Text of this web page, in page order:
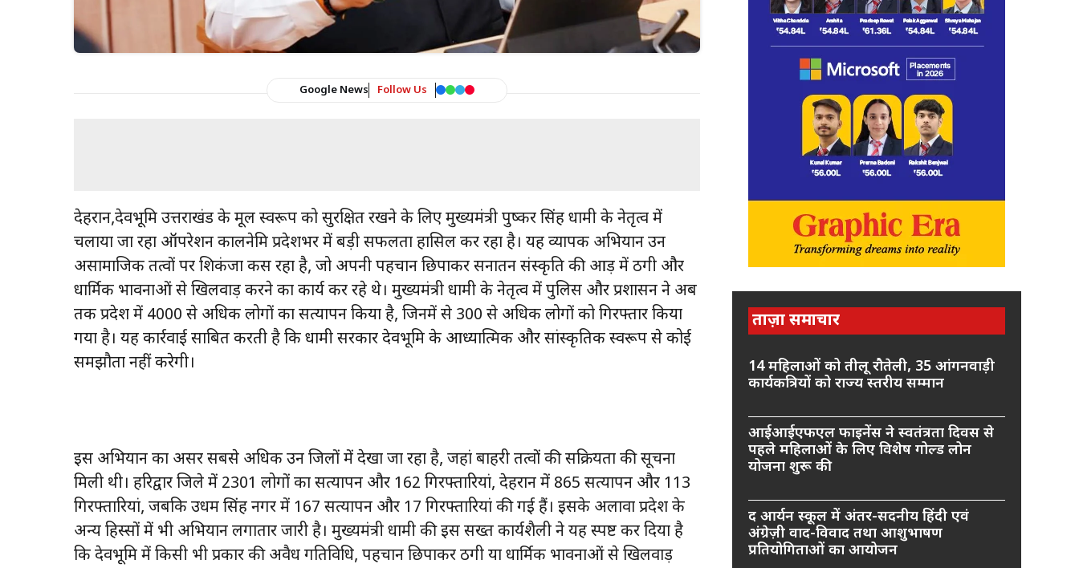
Google News Follow Us
देहरादून,देवभूमि उत्तराखंड के मूल स्वरूप को सुरक्षित रखने के लिए मुख्यमंत्री पुष्कर सिंह धामी के नेतृत्व में
चलाया जा रहा ऑपरेशन कालनेमि प्रदेशभर में बड़ी सफलता हासिल कर रहा है। यह व्यापक अभियान उन
असामाजिक तत्वों पर शिकंजा कस रहा है, जो अपनी पहचान छिपाकर सनातन संस्कृति की आड़ में ठगी और
धार्मिक भावनाओं से खिलवाड़ करने का कार्य कर रहे थे। मुख्यमंत्री धामी के नेतृत्व में पुलिस और प्रशासन ने अब
तक प्रदेश में 4000 से अधिक लोगों का सत्यापन किया है, जिनमें से 300 से अधिक लोगों को गिरफ्तार किया
गया है। यह कार्रवाई साबित करती है कि धामी सरकार देवभूमि के आध्यात्मिक और सांस्कृतिक स्वरूप से कोई
समझौता नहीं करेगी।
इस अभियान का असर सबसे अधिक उन जिलों में देखा जा रहा है, जहां बाहरी तत्वों की सक्रियता की सूचना
मिली थी। हरिद्वार जिले में 2301 लोगों का सत्यापन और 162 गिरफ्तारियां, देहरादून में 865 सत्यापन और 113
गिरफ्तारियां, जबकि उधम सिंह नगर में 167 सत्यापन और 17 गिरफ्तारियां की गई हैं। इसके अलावा प्रदेश के
अन्य हिस्सों में भी अभियान लगातार जारी है। मुख्यमंत्री धामी की इस सख्त कार्यशैली ने यह स्पष्ट कर दिया है
कि देवभूमि में किसी भी प्रकार की अवैध गतिविधि, पहचान छिपाकर ठगी या धार्मिक भावनाओं से खिलवाड़
ताज़ा समाचार
14 महिलाओं को तीलू रौतेली, 35 आंगनवाड़ी
कार्यकत्रियों को राज्य स्तरीय सम्मान
आईआईएफएल फाइनेंस ने स्वतंत्रता दिवस से
पहले महिलाओं के लिए विशेष गोल्ड लोन
योजना शुरू की
द आर्यन स्कूल में अंतर-सदनीय हिंदी एवं
अंग्रेज़ी वाद-विवाद तथा आशुभाषण
प्रतियोगिताओं का आयोजन